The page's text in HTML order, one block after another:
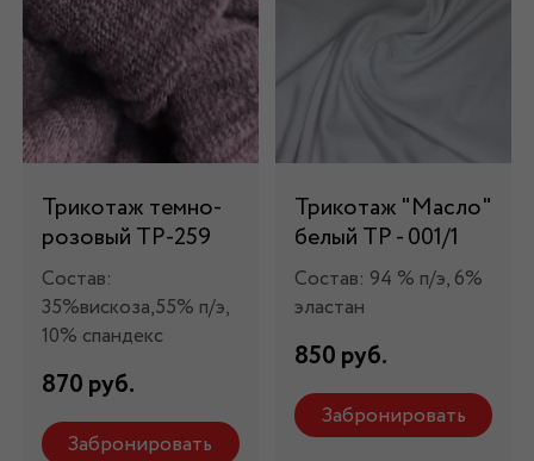
Трикотаж темно-
розовый ТР-259
Состав:
35%вискоза,55% п/э,
10% спандекс
870 руб.
Забронировать
Трикотаж "Масло"
белый ТР - 001/1
Состав: 94 % п/э, 6%
эластан
850 руб.
Забронировать